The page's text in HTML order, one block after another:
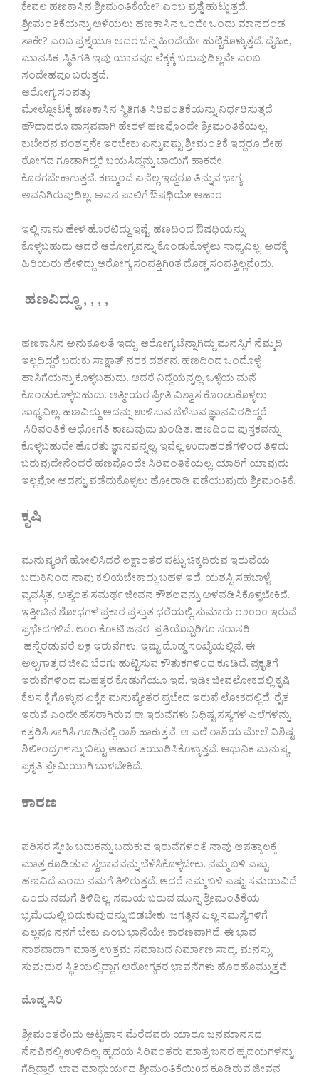
ಕೇವಲ ಹಣಕಾಸಿನ ಶ್ರೀಮಂತಿಕೆಯೇ? ಎಂಬ ಪ್ರಶ್ನೆ ಹುಟ್ಟುತ್ತದೆ.
ಶ್ರೀಮಂತಿಕೆಯನ್ನು ಅಳೆಯಲು ಹಣಕಾಸಿನ ಒಂದೇ ಒಂದು ಮಾನದಂಡ
ಸಾಕೇ? ಎಂಬ ಪ್ರಶ್ನೆಯೂ ಅದರ ಬೆನ್ನ ಹಿಂದೆಯೇ ಹುಟ್ಟಿಕೊಳ್ಳುತ್ತದೆ. ದೈಹಿಕ,
ಮಾನಸಿಕ ಸ್ಥಿತಿಗತಿ ಇವು ಯಾವವೂ ಲೆಕ್ಕಕ್ಕೆ ಬರುವುದಿಲ್ಲವೇ ಎಂಬ
ಸಂದೇಹವೂ ಬರುತ್ತದೆ.
ಆರೋಗ್ಯ ಸಂಪತ್ತು
ಮೇಲ್ನೋಟಕ್ಕೆ ಹಣಕಾಸಿನ ಸ್ಥಿತಿಗತಿ ಸಿರಿವಂತಿಕೆಯನ್ನು ನಿರ್ಧರಿಸುತ್ತದೆ
ಹೌದಾದರೂ ವಾಸ್ತವವಾಗಿ ಹೇರಳ ಹಣವೊಂದೇ ಶ್ರೀಮಂತಿಕೆಯಲ್ಲ.
ಕುಬೇರನ ವಂಶಸ್ತನೇ ಇರಬೇಕು ಎನ್ನುವಷ್ಟು ಶ್ರೀಮಂತಿಕೆ ಇದ್ದರೂ ದೇಹ
ರೋಗದ ಗೂಡಾಗಿದ್ದರೆ ಬಯಸಿದ್ದನ್ನು ಬಾಯಿಗೆ ಹಾಕದೇ
ಕೊರಗಬೇಕಾಗುತ್ತದೆ. ಕಣ್ಮುಂದೆ ಏನೆಲ್ಲ ಇದ್ದರೂ ತಿನ್ನುವ ಭಾಗ್ಯ
ಅವನಿಗಿರುವುದಿಲ್ಲ. ಅವನ ಪಾಲಿಗೆ ಔಷಧಿಯೇ ಆಹಾರ
ಇಲ್ಲಿ ನಾನು ಹೇಳ ಹೊರಟಿದ್ದು ಇಷ್ಟೆ ಹಣದಿಂದ ಔಷಧಿಯನ್ನು
ಕೊಳ್ಳಬಹುದು ಆದರೆ ಆರೋಗ್ಯವನ್ನು ಕೊಂಡುಕೊಳ್ಳಲು ಸಾಧ್ಯವಿಲ್ಲ. ಅದಕ್ಕೆ
ಹಿರಿಯರು ಹೇಳಿದ್ದು ಆರೋಗ್ಯ ಸಂಪತ್ತಿಗಿoತ ದೊಡ್ಡ ಸಂಪತ್ತಿಲ್ಲವೆoದು.
ಹಣವಿದ್ದೂ , , , ,
ಹಣಕಾಸಿನ ಅನುಕೂಲತೆ ಇದ್ದು, ಆರೋಗ್ಯ ಚೆನ್ನಾಗಿದ್ದು ಮನಸ್ಸಿಗೆ ನೆಮ್ಮದಿ
ಇಲ್ಲದಿದ್ದರೆ ಬದುಕು ಸಾಕ್ಷಾತ್ ನರಕ ದರ್ಶನ. ಹಣದಿಂದ ಒಂದೊಳ್ಳೆ
ಹಾಸಿಗೆಯನ್ನು ಕೊಳ್ಳಬಹುದು. ಆದರೆ ನಿದ್ದೆಯನ್ನಲ್ಲ. ಒಳ್ಳೆಯ ಮನೆ
ಕೊಂಡುಕೊಳ್ಳಬಹುದು. ಆತ್ಮೀಯರ ಪ್ರೀತಿ ವಿಶ್ವಾಸ ಕೊಂಡುಕೊಳ್ಳಲು
ಸಾಧ್ಯವಿಲ್ಲ. ಹಣವಿದ್ದು ಅದನ್ನು ಉಳಿಸುವ ಬೆಳೆಸುವ ಜ್ಞಾನವಿರದಿದ್ದರೆ
ಸಿರಿವಂತಿಕೆ ಅಧೋಗತಿ ಕಾಣುವುದು ಖಂಡಿತ. ಹಣದಿಂದ ಪುಸ್ತಕವನ್ನು
ಕೊಳ್ಳಬಹುದೇ ಹೊರತು ಜ್ಞಾನವನ್ನಲ್ಲ. ಇವೆಲ್ಲ ಉದಾಹರಣೆಗಳಿಂದ ತಿಳಿದು
ಬರುವುದೇನೆಂದರೆ ಹಣವೊಂದೇ ಸಿರಿವಂತಿಕೆಯಲ್ಲ. ಯಾರಿಗೆ ಯಾವುದು
ಇಲ್ಲವೋ ಅದನ್ನು ಪಡೆದುಕೊಳ್ಳಲು ಹೋರಾಡಿ ಪಡೆಯುವುದು ಶ್ರೀಮಂತಿಕೆ.
ಕೃಷಿ
ಮನುಷ್ಯರಿಗೆ ಹೋಲಿಸಿದರೆ ಲಕ್ಷಾಂತರ ಪಟ್ಟು ಚಿಕ್ಕದಿರುವ ಇರುವೆಯ
ಬದುಕಿನಿಂದ ನಾವು ಕಲಿಯಬೇಕಾದ್ದು ಬಹಳ ಇದೆ. ಯಶಸ್ವಿ ಸಹಬಾಳ್ವೆ,
ವ್ಯವಸ್ಥಿತ, ಅತ್ಯಂತ ಸಮರ್ಥ ಜೀವನ ಕೌಶಲವನ್ನು ಅಳವಡಿಸಿಕೊಳ್ಳಬೇಕಿದೆ.
ಇತ್ತೀಚಿನ ಶೋಧಗಳ ಪ್ರಕಾರ ಪ್ರಸ್ತುತ ಧರೆಯಲ್ಲಿ ಸುಮಾರು ೧೨೦೦೦ ಇರುವೆ
ಪ್ರಭೇದಗಳಿವೆ. ೮೦೧ ಕೋಟಿ ಜನರ ಪ್ರತಿಯೊಬ್ಬರಿಗೂ ಸರಾಸರಿ
ಹನ್ನೆರಡುವರೆ ಲಕ್ಷ ಇರುವೆಗಳು. ಇಷ್ಟು ದೊಡ್ಡ ಸಂಖ್ಯೆಯಲ್ಲಿವೆ. ಈ
ಅಲ್ಪಗಾತ್ರದ ಜೀವಿ ಬೆರಗು ಹುಟ್ಟಿಸುವ ಕೌತುಕಗಳಿಂದ ಕೂಡಿದೆ. ಪ್ರಕೃತಿಗೆ
ಇರುವೆಗಳಿಂದ ಮಹತ್ತರ ಕೊಡುಗೆಯೂ ಇದೆ. ಇಡೀ ಜೀವಲೋಕದಲ್ಲಿ ಕೃಷಿ
ಕೆಲಸ ಕೈಗೊಳ್ಳುವ ಏಕೈಕ ಮನುಷ್ಯೇತರ ಪ್ರಭೇದ ಇರುವೆ ಲೋಕದಲ್ಲಿದೆ. ರೈತ
ಇರುವೆ ಎಂದೇ ಹೆಸರಾಗಿರುವ ಈ ಇರುವೆಗಳು ನಿಧಿಷ್ಟ ಸಸ್ಯಗಳ ಎಲೆಗಳನ್ನು
ಕತ್ತರಿಸಿ ಸಾಗಿಸಿ ಗೂಡಿನಲ್ಲಿ ರಾಶಿ ಹಾಕುತ್ತವೆ. ಆ ಎಲೆ ರಾಶಿಯ ಮೇಲೆ ವಿಶಿಷ್ಟ
ಶಿಲೀಂದ್ರಗಳನ್ನು ಬಿಟ್ಟು ಆಹಾರ ತಯಾರಿಸಿಕೊಳ್ಳುತ್ತವೆ. ಆಧುನಿಕ ಮನುಷ್ಯ
ಪ್ರಕೃತಿ ಪ್ರೇಮಿಯಾಗಿ ಬಾಳಬೇಕಿದೆ.
ಕಾರಣ
ಪರಿಸರ ಸ್ನೇಹಿ ಬದುಕನ್ನು ಬದುಕುವ ಇರುವೆಗಳಂತೆ ನಾವು ಆಪತ್ಕಾಲಕ್ಕೆ
ಮಾತ್ರ ಕೂಡಿಡುವ ಸ್ವಭಾವವನ್ನು ಬೆಳೆಸಿಕೊಳ್ಳಬೇಕು. ನಮ್ಮ ಬಳಿ ಎಷ್ಟು
ಹಣವಿದೆ ಎಂದು ನಮಗೆ ತಿಳಿರುತ್ತದೆ. ಆದರೆ ನಮ್ಮ ಬಳಿ ಎಷ್ಟು ಸಮಯವಿದೆ
ಎಂದು ನಮಗೆ ತಿಳಿದಿಲ್ಲ. ಸಮಯ ಬರುವ ಮುನ್ನ ಶ್ರೀಮಂತಿಕೆಯ
ಭ್ರಮೆಯಲ್ಲಿ ಬದುಕುವುದನ್ನು ಬಿಡಬೇಕು. ಜಗತ್ತಿನ ಎಲ್ಲ ಸಮಸ್ಯೆಗಳಿಗೆ
ಎಲ್ಲವೂ ನನಗೆ ಬೇಕು ಎಂಬ ಭಾನೆಯೇ ಕಾರಣವಾಗಿದೆ. ಈ ಭಾವ
ನಾಶವಾದಾಗ ಮಾತ್ರ ಉತ್ತಮ ಸಮಾಜದ ನಿರ್ಮಾಣ ಸಾಧ್ಯ. ಮನಸ್ಸು
ಸುಮಧುರ ಸ್ಥಿತಿಯಲ್ಲಿದ್ದಾಗ ಆರೋಗ್ಯಕರ ಭಾವನೆಗಳು ಹೊರಹೊಮ್ಮುತ್ತವೆ.
ದೊಡ್ಡ ಸಿರಿ
ಶ್ರೀಮಂತರೆoದು ಅಟ್ಟಹಾಸ ಮೆರೆದವರು ಯಾರೂ ಜನಮಾನಸದ
ನೆನಪಿನಲ್ಲಿ ಉಳಿದಿಲ್ಲ. ಹೃದಯ ಸಿರಿವಂತರು ಮಾತ್ರ ಜನರ ಹೃದಯಗಳನ್ನು
ಗೆದ್ದಿದ್ದಾರೆ. ಭಾವ ಮಾಧುರ್ಯದ ಶ್ರೀಮಂತಿಕೆಯಿoದ ಕೂಡಿರುವ ಜೀವನ